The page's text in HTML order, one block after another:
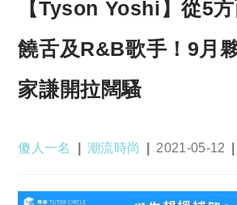
【Tyson Yoshi】從5
饒舌及R&B歌手！9月
家謙開拉闊騷
Post
傻人一名
Post
潮流時尚
Post
2021-05-12